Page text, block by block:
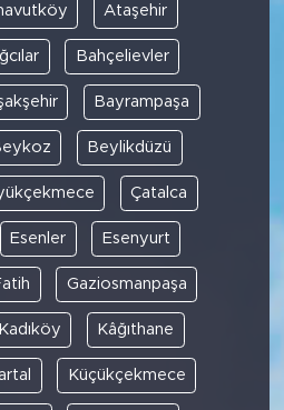
Ataşehir
Bahçelievler
Bayrampaşa
Beylikdüzü
Çatalca
Esenler Esenyurt
Gaziosmanpaşa
Kadıköy Kâğıthane
Küçükçekmece